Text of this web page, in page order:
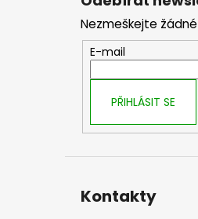
Nezmeškejte
E-mail
PŘIHLÁSIT SE
Kontakty